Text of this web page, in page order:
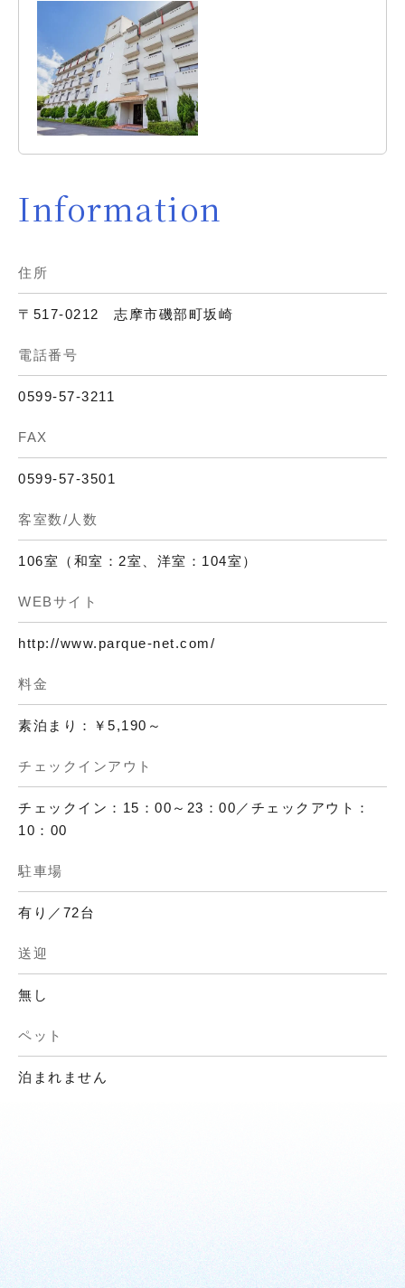
Information
住所
〒517-0212 志摩市磯部町坂崎
電話番号
0599-57-3211
FAX
0599-57-3501
客室数/人数
106室（和室：2室、洋室：104室）
WEBサイト
http://www.parque-net.com/
料金
素泊まり：￥5,190～
チェックインアウト
チェックイン：15：00～23：00／チェックアウト：
10：00
駐車場
有り／72台
送迎
無し
ペット
泊まれません